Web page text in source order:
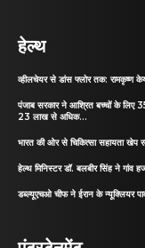
हेल्थ
व्हीलचेयर से डांस फ्लोर तक: रामकृष्ण
पंजाब सरकार ने आश्रित बच्चों के लिए
23 लाख से अधिक...
भारत की ओर से चिकित्सा सहायता खेप
हेल्थ मिनिस्टर डॉ. बलबीर सिंह ने गांव
डब्ल्यूएचओ चीफ ने ईरान के न्यूक्लियर